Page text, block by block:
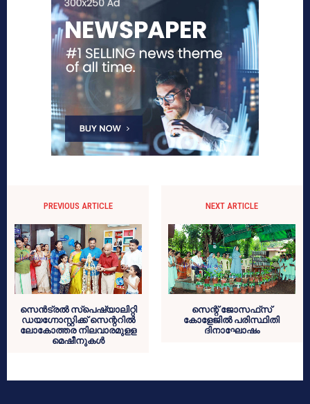
PREVIOUS ARTICLE
സെന്‍ട്രല്‍ സ്‌പെഷ്യാലിറ്റി
ഡയഗ്നോസ്റ്റിക്ക് സെന്ററില്‍
ലോകോത്തര നിലവാരമുളള
മെഷീനുകള്‍
NEXT ARTICLE
സെന്റ് ജോസഫ്‌സ്
കോളേജില്‍ പരിസ്ഥിതി
ദിനാഘോഷം